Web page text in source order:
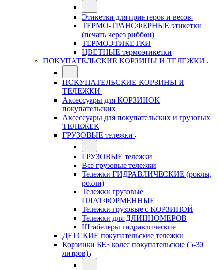
Этикетки для принтеров и весов
ТЕРМО-ТРАНСФЕРНЫЕ этикетки
(печать через риббон)
ТЕРМОЭТИКЕТКИ
ЦВЕТНЫЕ термоэтикетки
ПОКУПАТЕЛЬСКИЕ КОРЗИНЫ И ТЕЛЕЖКИ
ПОКУПАТЕЛЬСКИЕ КОРЗИНЫ И
ТЕЛЕЖКИ
Аксессуары для КОРЗИНОК
покупательских
Аксессуары для покупательских и грузовых
ТЕЛЕЖЕК
ГРУЗОВЫЕ тележки
ГРУЗОВЫЕ тележки
Все грузовые тележки
Тележки ГИДРАВЛИЧЕСКИЕ (роклы,
рохли)
Тележки грузовые
ПЛАТФОРМЕННЫЕ
Тележки грузовые с КОРЗИНОЙ
Тележки для ДЛИННОМЕРОВ
Штабелеры гидравлические
ДЕТСКИЕ покупательские тележки
Корзинки БЕЗ колес покупательские (5-30
литров)